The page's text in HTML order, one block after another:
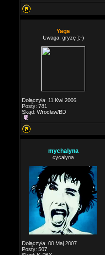
Yaga
Uwaga, gryzę ]:-)
Dołączyła: 11 Kwi 2006
Posty: 781
Skąd: Wrocław/BD
mychalyna
cycalyna
Dołączyła: 08 Maj 2007
Posty: 507